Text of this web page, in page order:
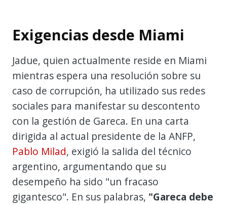
Exigencias desde Miami
Jadue, quien actualmente reside en Miami
mientras espera una resolución sobre su
caso de corrupción, ha utilizado sus redes
sociales para manifestar su descontento
con la gestión de Gareca. En una carta
dirigida al actual presidente de la ANFP,
Pablo Milad, exigió la salida del técnico
argentino, argumentando que su
desempeño ha sido "un fracaso
gigantesco". En sus palabras, "Gareca debe